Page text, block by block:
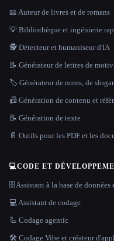
📖 Auteur de livres et de romans
💡 Bibliothèque et ingénierie
🕵️ Détecteur et humaniseur d'IA
📝 Générateur de lettres de
🏷️ Générateur de noms, de
📠 Génération de contenu et
📝 Génération de texte
📄 Outils pour les PDF et les
💻CODE ET
🗄️ Assistant à la base de données
💻 Assistant de codage
🦾 Codage agentic
🛠️ Codage Vibe et créateur